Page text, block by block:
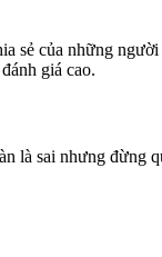
sẻ của những
giá cao.
là sai nhưng đừng